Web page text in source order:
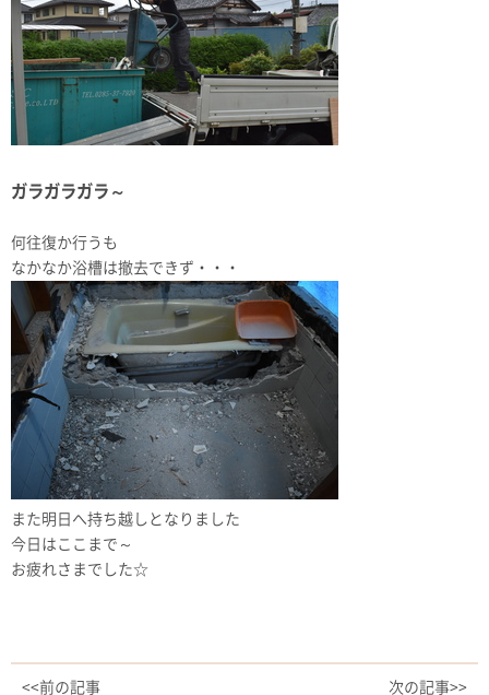
ガラガラガラ～
何往復か行うも
なかなか浴槽は撤去できず・・・
また明日へ持ち越しとなりました
今日はここまで～
お疲れさまでした☆
<<前の記事 次の記事>>